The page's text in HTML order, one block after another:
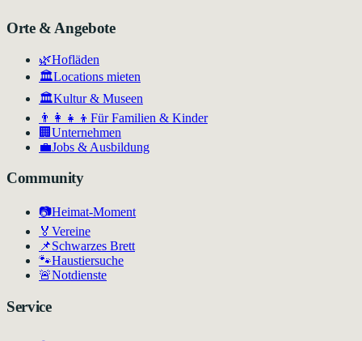
Orte & Angebote
🌿Hofläden
🏛️Locations mieten
🏛Kultur & Museen
👨‍👩‍👧‍👦 Für Familien & Kinder
🏢 Unternehmen
💼Jobs & Ausbildung
Community
📷Heimat-Moment
🏅 Vereine
📌Schwarzes Brett
🐾Haustiersuche
🚨Notdienste
Service